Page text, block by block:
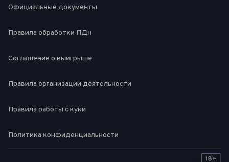
Официальные документы
Правила обработки ПДн
Соглашение о выигрыше
Правила организации деятельности
Правила работы с куки
Политика конфиденциальности
18+